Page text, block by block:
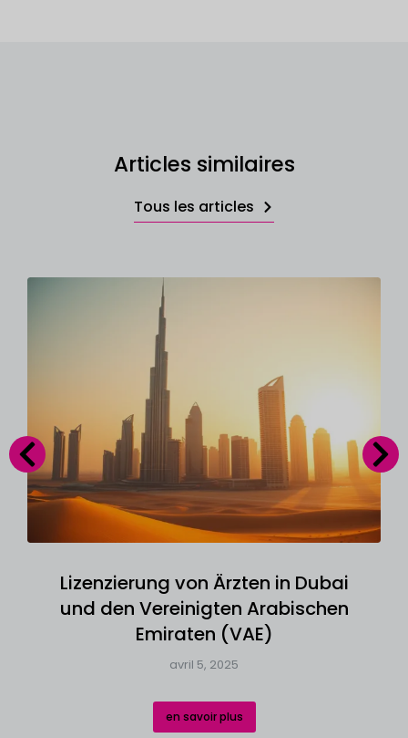
Articles similaires
Tous les articles
Lizenzierung von Ärzten in Dubai
und den Vereinigten Arabischen
Emiraten (VAE)
avril 5, 2025
en savoir plus